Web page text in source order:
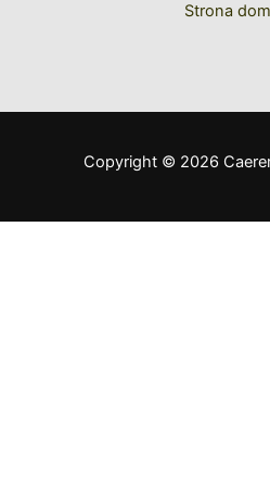
Strona
Copyright © 2026